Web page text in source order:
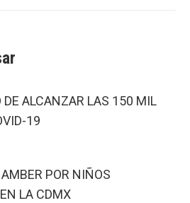
DE ALCANZAR LAS 150 MIL
19
POR NIÑOS
LA CDMX